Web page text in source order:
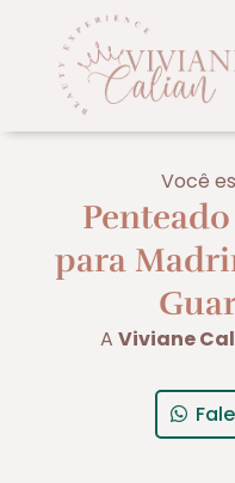
Você
para
A Viviane